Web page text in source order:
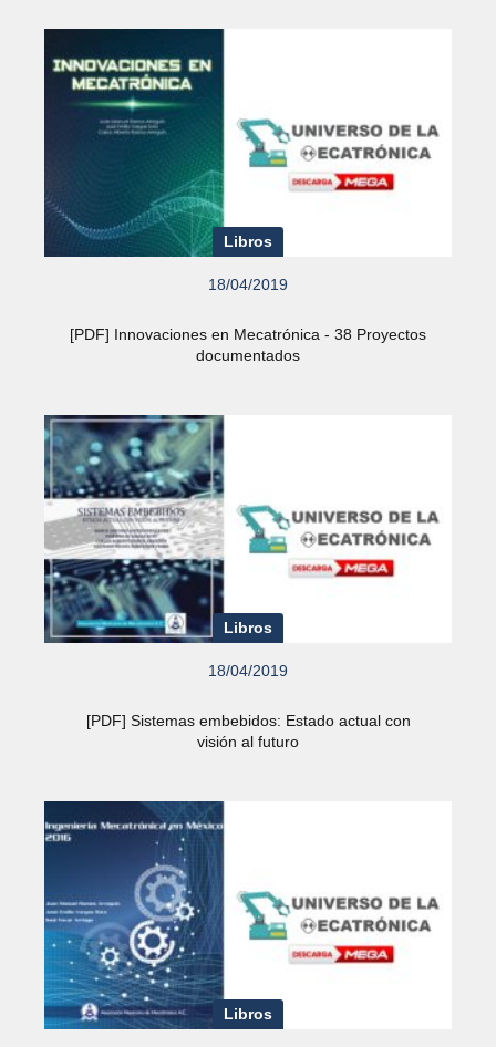
Libros
18/04/2019
[PDF] Innovaciones en Mecatrónica - 38 Proyectos
documentados
Libros
18/04/2019
[PDF] Sistemas embebidos: Estado actual con
visión al futuro
Libros